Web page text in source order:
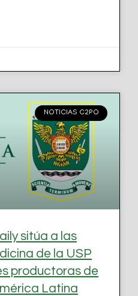
NOTICIAS C2PO
sitúa a las
de la USP
productoras de
Latina